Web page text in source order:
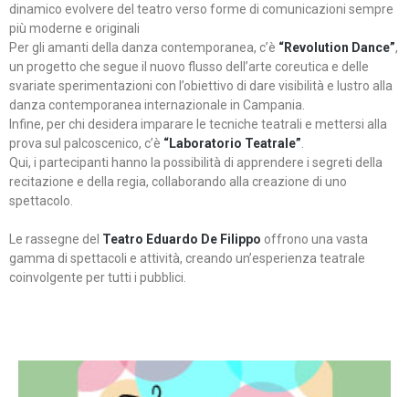
dinamico evolvere del teatro verso forme di comunicazioni sempre
più moderne e originali
Per gli amanti della danza contemporanea, c’è “Revolution Dance”,
un progetto che segue il nuovo flusso dell’arte coreutica e delle
svariate sperimentazioni con l’obiettivo di dare visibilità e lustro alla
danza contemporanea internazionale in Campania.
Infine, per chi desidera imparare le tecniche teatrali e mettersi alla
prova sul palcoscenico, c’è “Laboratorio Teatrale”
Qui, i partecipanti hanno la possibilità di apprendere i segreti della
recitazione e della regia, collaborando alla creazione di uno
spettacolo.
Le rassegne del Teatro Eduardo De Filippo offrono una vasta
gamma di spettacoli e attività, creando un’esperienza teatrale
coinvolgente per tutti i pubblici.